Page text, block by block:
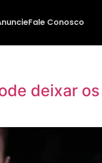
Fale Conosco
deixar